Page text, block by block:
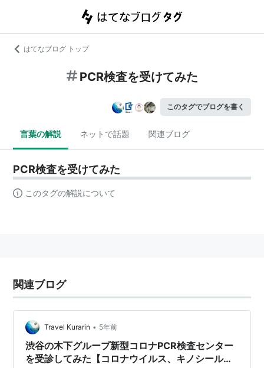
はてなブログ トップ
PCR検査を受けてみた
このタグでブログを書く
言葉の解説 ネットで話題 関連ブログ
PCR検査を受けてみた
このタグの解説について
関連ブログ
Travel Kurarin • 5年前
渋谷の木下グループ新型コロナPCR検査センター
を受診してみた【コロナウイルス、キノシール